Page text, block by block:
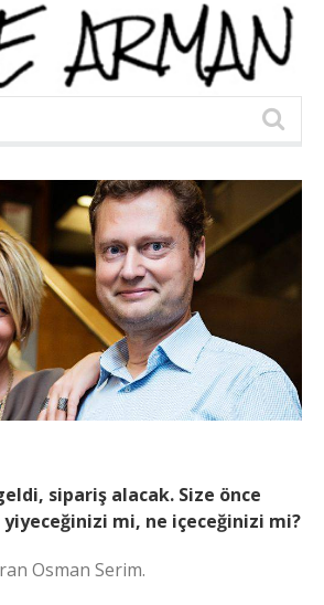
sipariş alacak. Size önce
yiyeceğinizi mi, ne içeceğinizi mi?
Osman Serim.